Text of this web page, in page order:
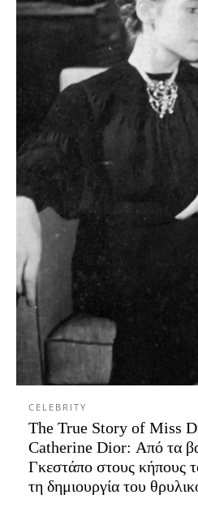
CELEBRITY
The True Story of Miss
Catherine Dior: Από τα
Γκεστάπο στους κήπους
τη δημιουργία του